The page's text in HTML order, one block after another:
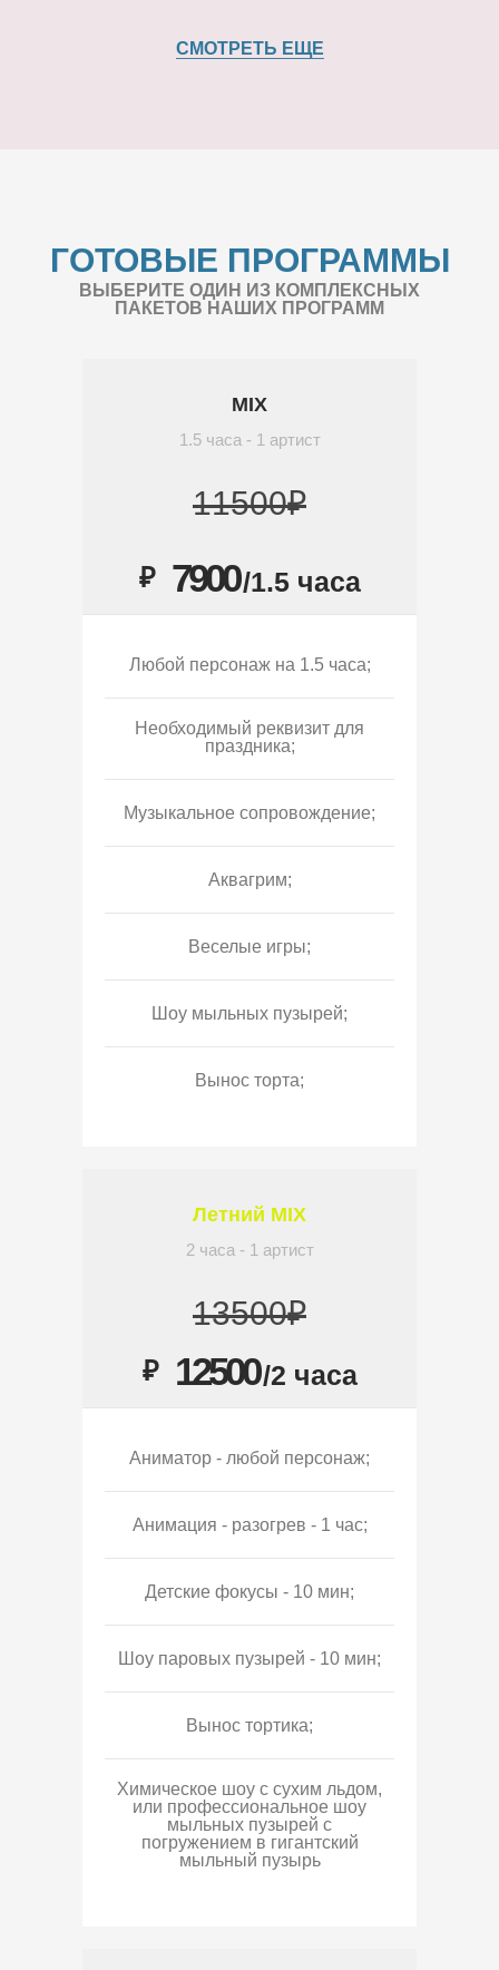
СМОТРЕТЬ ЕЩЕ
ГОТОВЫЕ ПРОГРАММЫ
ВЫБЕРИТЕ ОДИН ИЗ КОМПЛЕКСНЫХ
ПАКЕТОВ НАШИХ ПРОГРАММ
MIX
1.5 часа - 1 артист
11500₽
₽ 7900/1.5 часа
Любой персонаж на 1.5 часа;
Необходимый реквизит для
праздника;
Музыкальное сопровождение;
Аквагрим;
Веселые игры;
Шоу мыльных пузырей;
Вынос торта;
Летний MIX
2 часа - 1 артист
13500₽
₽ 12500/2 часа
Аниматор - любой персонаж;
Анимация - разогрев - 1 час;
Детские фокусы - 10 мин;
Шоу паровых пузырей - 10 мин;
Вынос тортика;
Химическое шоу с сухим льдом,
или профессиональное шоу
мыльных пузырей с
погружением в гигантский
мыльный пузырь